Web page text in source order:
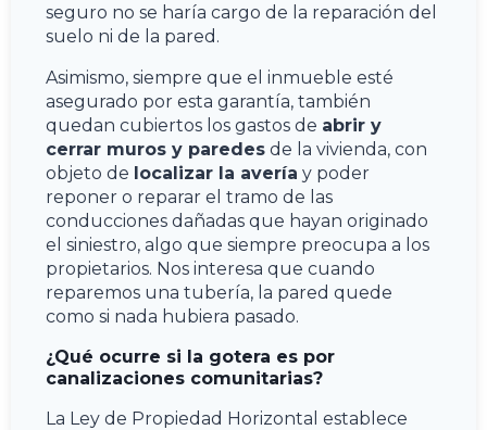
seguro no se haría cargo de la reparación del
suelo ni de la pared.
Asimismo, siempre que el inmueble esté
asegurado por esta garantía, también
quedan cubiertos los gastos de abrir y
cerrar muros y paredes de la vivienda, con
objeto de localizar la avería y poder
reponer o reparar el tramo de las
conducciones dañadas que hayan originado
el siniestro, algo que siempre preocupa a los
propietarios. Nos interesa que cuando
reparemos una tubería, la pared quede
como si nada hubiera pasado.
¿Qué ocurre si la gotera es por
canalizaciones comunitarias?
La Ley de Propiedad Horizontal establece